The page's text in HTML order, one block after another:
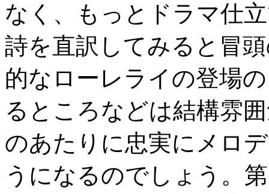
なく、もっとドラマ仕
詩を直訳してみると冒
的なローレライの登場
るところなどは結構雰
のあたりに忠実にメロ
うになるのでしょう。